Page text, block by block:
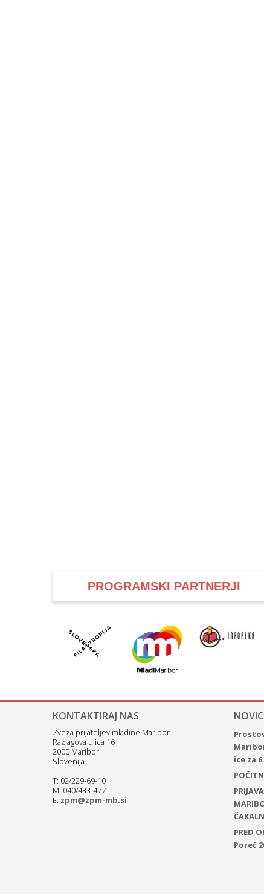
PROGRAMSKI PARTNERJI
KONTAKTIRAJ NAS
Zveza prijateljev mladine Maribor
Razlagova ulica 16
2000 Maribor
Slovenija
T: 02/229-69-10
M: 040/433-477
E: zpm@zpm-mb.si
ice za
PRED
Poreč